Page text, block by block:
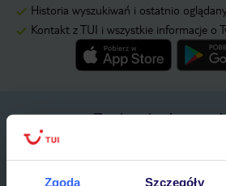
Zgoda Szczegóły
Historia wyszukiwań i ostatnio
Kontakt z TUI i wszystkie informacje o
Zapisz się do
IMIĘ*